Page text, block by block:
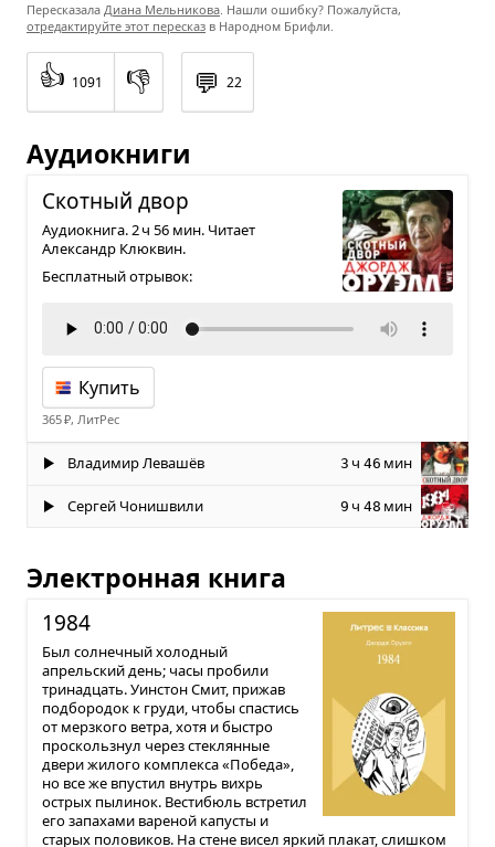
Пересказала Диана Мельникова. Нашли ошибку? Пожалуйста,
отредактируйте этот пересказ в Народном Брифли.
👍 1091 👎 💬 22
Аудиокниги
Скот­ный двор
Аудиокнига. 2 ч 56 мин. Читает
Александр Клюквин.
Бесплатный отрывок:
Купить
365 ₽, ЛитРес
Владимир Левашёв 3 ч 46 мин
Сергей Чонишвили 9 ч 48 мин
Электронная книга
1984
Был солнечный холодный
апрельский день; часы пробили
тринадцать. Уинстон Смит, прижав
подбородок к груди, чтобы спастись
от мерзкого ветра, хотя и быстро
проскользнул через стеклянные
двери жилого комплекса «Победа»,
но все же впустил внутрь вихрь
острых пылинок. Вестибюль встретил
его запахами вареной капусты и
старых половиков. На стене висел яркий плакат, слишком